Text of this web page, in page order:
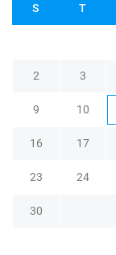
S T
2 3
9 10
16 17
23 24
30